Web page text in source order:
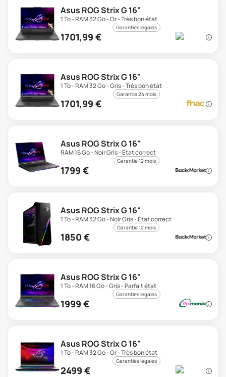
Asus ROG Strix G 16"
1 To - RAM 32 Go - Or - Très bon état
Garanties légales
1701,99 €
Asus ROG Strix G 16"
1 To - RAM 32 Go - Gris - Très bon état
Garantie 24 mois
1701,99 €
Asus ROG Strix G 16"
RAM 16 Go - Noir Gris - État correct
Garantie 12 mois
1799 €
Asus ROG Strix G 16"
1 To - RAM 32 Go - Noir Gris - État correct
Garantie 12 mois
1850 €
Asus ROG Strix G 16"
1 To - RAM 16 Go - Gris - Parfait état
Garanties légales
1999 €
Asus ROG Strix G 16"
1 To - RAM 32 Go - Or - Très bon état
Garanties légales
2499 €